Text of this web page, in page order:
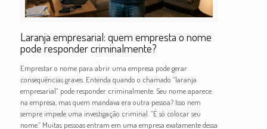
Laranja empresarial: quem empresta o nome
pode responder criminalmente?
Emprestar o nome para abrir uma empresa pode gerar
consequências graves. Entenda quando o chamado “laranja
empresarial” pode responder criminalmente. Seu nome aparece
na empresa, mas quem mandava era outra pessoa? Isso nem
sempre impede uma investigação criminal. “É só colocar seu
nome.” Muitas pessoas entram em uma empresa exatamente dessa